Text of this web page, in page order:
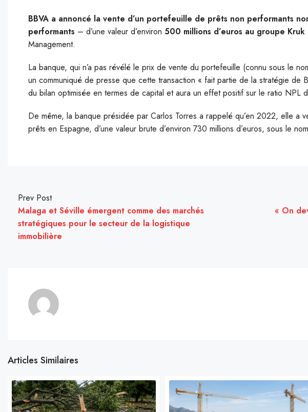
BBVA a annoncé la vente d’un portefeuille de prêts non performants
performants – d’une valeur d’environ 500 millions d’euros au groupe
Management.
La banque, qui n’a pas révélé le prix de vente du portefeuille (connu sous le
un communiqué de presse que cette transaction « fait partie de la stratégie de
du bilan optimisée en termes de capital et aura un effet positif sur le ratio NPL
De même, la banque présidée par Carlos Torres a rappelé qu’en 2022, elle a
prêts en Espagne, d’une valeur brute d’environ 730 millions d’euros, sous le
Prev Post
Malaga et Séville émergent comme des marchés
stratégiques pour le secteur de la logistique
immobilière
« On
Articles Similaires